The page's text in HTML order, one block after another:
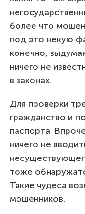
более что
под это некую
конечно,
ничего не
в законах.
Для проверки
гражданство и
паспорта.
ничего не
тоже
Такие чудеса
мошенников.